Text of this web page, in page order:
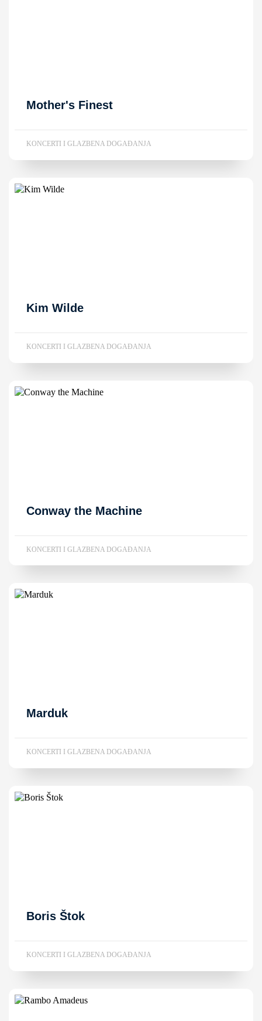
Mother's Finest
KONCERTI I GLAZBENA DOGAĐANJA
Kim Wilde
KONCERTI I GLAZBENA DOGAĐANJA
Conway the Machine
KONCERTI I GLAZBENA DOGAĐANJA
Marduk
KONCERTI I GLAZBENA DOGAĐANJA
Boris Štok
KONCERTI I GLAZBENA DOGAĐANJA